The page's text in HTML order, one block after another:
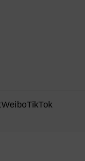
WeiboTikTok